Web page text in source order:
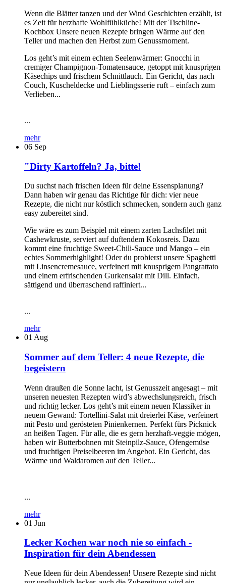
Wenn die Blätter tanzen und der Wind Geschichten erzählt, ist
es Zeit für herzhafte Wohlfühlküche! Mit der Tischline-
Kochbox Unsere neuen Rezepte bringen Wärme auf den
Teller und machen den Herbst zum Genussmoment.
Los geht’s mit einem echten Seelenwärmer: Gnocchi in
cremiger Champignon-Tomatensauce, getoppt mit knusprigen
Käsechips und frischem Schnittlauch. Ein Gericht, das nach
Couch, Kuscheldecke und Lieblingsserie ruft – einfach zum
Verlieben...
...
mehr
06 Sep
"Dirty Kartoffeln? Ja, bitte!
Du suchst nach frischen Ideen für deine Essensplanung?
Dann haben wir genau das Richtige für dich: vier neue
Rezepte, die nicht nur köstlich schmecken, sondern auch ganz
easy zubereitet sind.
Wie wäre es zum Beispiel mit einem zarten Lachsfilet mit
Cashewkruste, serviert auf duftendem Kokosreis. Dazu
kommt eine fruchtige Sweet-Chili-Sauce und Mango – ein
echtes Sommerhighlight! Oder du probierst unsere Spaghetti
mit Linsencremesauce, verfeinert mit knusprigem Pangrattato
und einem erfrischenden Gurkensalat mit Dill. Einfach,
sättigend und überraschend raffiniert...
...
mehr
01 Aug
Sommer auf dem Teller: 4 neue Rezepte, die
begeistern
Wenn draußen die Sonne lacht, ist Genusszeit angesagt – mit
unseren neuesten Rezepten wird’s abwechslungsreich, frisch
und richtig lecker. Los geht’s mit einem neuen Klassiker in
neuem Gewand: Tortellini-Salat mit dreierlei Käse, verfeinert
mit Pesto und gerösteten Pinienkernen. Perfekt fürs Picknick
an heißen Tagen. Für alle, die es gern herzhaft-veggie mögen,
haben wir Butterbohnen mit Steinpilz-Sauce, Ofengemüse
und fruchtigen Preiselbeeren im Angebot. Ein Gericht, das
Wärme und Waldaromen auf den Teller...
...
mehr
01 Jun
Lecker Kochen war noch nie so einfach -
Inspiration für dein Abendessen
Neue Ideen für dein Abendessen! Unsere Rezepte sind nicht